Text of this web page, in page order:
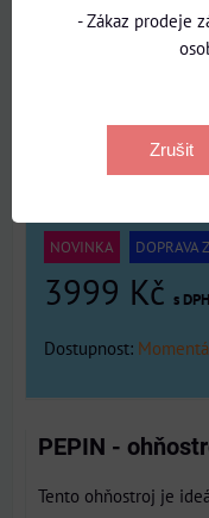
NOVINKA DOPRAVA
3999 Kč s DPH
Dostupnost:
PEPIN -
Tento ohňostroj je
- Zákaz prodeje
Zrušit